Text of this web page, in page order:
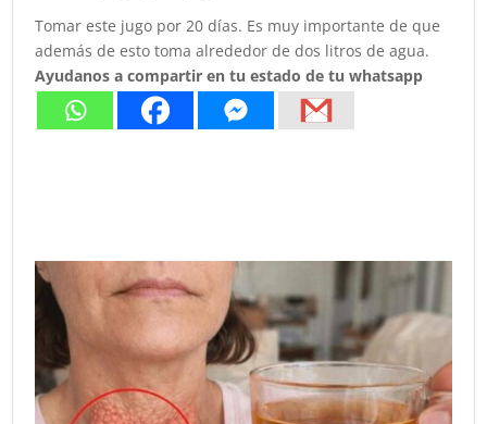
Tomar este jugo por 20 días. Es muy importante de que
además de esto toma alrededor de dos litros de agua.
Ayudanos a compartir en tu estado de tu whatsapp